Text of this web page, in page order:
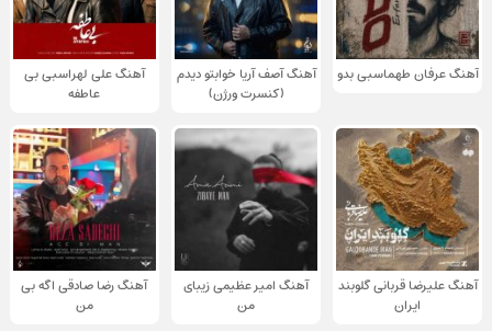
آهنگ عرفان طهماسبی بدو
آهنگ آصف آریا خوابتو دیدم
(کنسرت ورژن)
آهنگ علی لهراسبی بی
عاطفه
آهنگ علیرضا قربانی گلوبند
ایران
آهنگ امیر عظیمی زیبای
من
آهنگ رضا صادقی اگه بی
من